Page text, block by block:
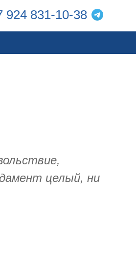
924 831-10-38
целый, ни